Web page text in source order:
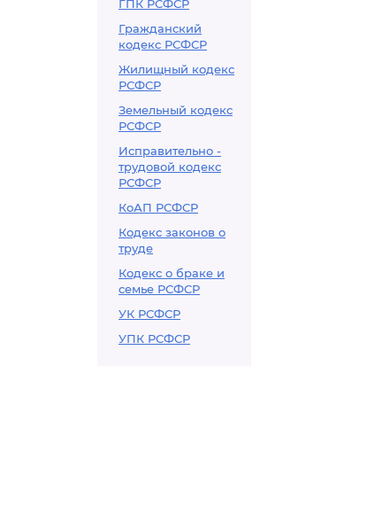
ГПК РСФСР
Гражданский
кодекс РСФСР
Жилищный кодекс
РСФСР
Земельный кодекс
РСФСР
Исправительно -
трудовой кодекс
РСФСР
КоАП РСФСР
Кодекс законов о
труде
Кодекс о браке и
семье РСФСР
УК РСФСР
УПК РСФСР